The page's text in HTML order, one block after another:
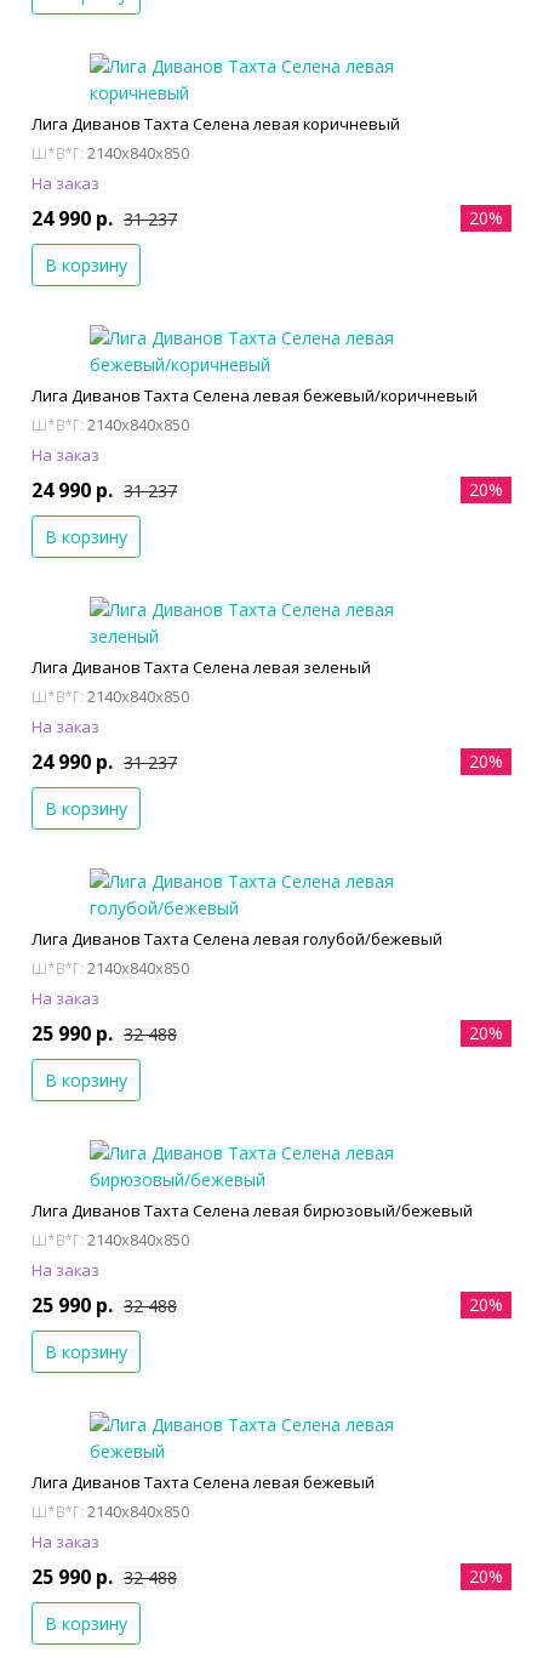
Лига Диванов Тахта Селена левая коричневый
Ш*В*Г: 2140x840x850
На заказ
24 990 р. 31 237 20%
В корзину
Лига Диванов Тахта Селена левая бежевый/коричневый
Ш*В*Г: 2140x840x850
На заказ
24 990 р. 31 237 20%
В корзину
Лига Диванов Тахта Селена левая зеленый
Ш*В*Г: 2140x840x850
На заказ
24 990 р. 31 237 20%
В корзину
Лига Диванов Тахта Селена левая голубой/бежевый
Ш*В*Г: 2140x840x850
На заказ
25 990 р. 32 488 20%
В корзину
Лига Диванов Тахта Селена левая бирюзовый/бежевый
Ш*В*Г: 2140x840x850
На заказ
25 990 р. 32 488 20%
В корзину
Лига Диванов Тахта Селена левая бежевый
Ш*В*Г: 2140x840x850
На заказ
25 990 р. 32 488 20%
В корзину